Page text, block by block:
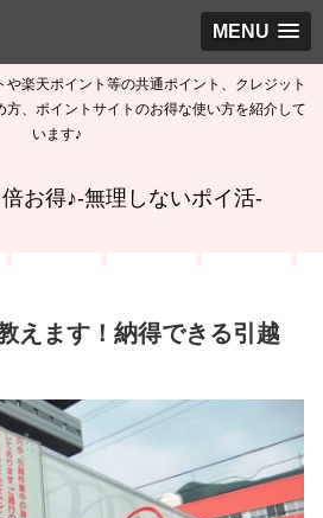
MENU
楽天ポイント等の共通ポイント、クレジット
方、ポイントサイトのお得な使い方を紹介して
います♪
お得♪-無理しないポイ活-
えます！納得できる引越